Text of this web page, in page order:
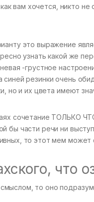
вам хочется, никто не
это выражение
узнать какой же
-грустное
резинки очень
но и их цвета имеют
сочетание ТОЛЬКО
части речи ни
то этот мем может
что
то оно